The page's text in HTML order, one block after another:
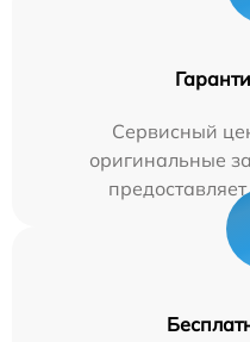
Сервисный
оригинальные